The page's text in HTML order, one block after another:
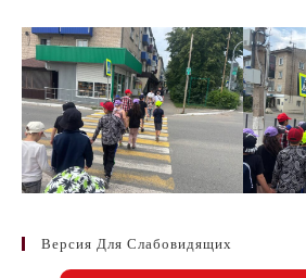
Версия Для Слабовидящих